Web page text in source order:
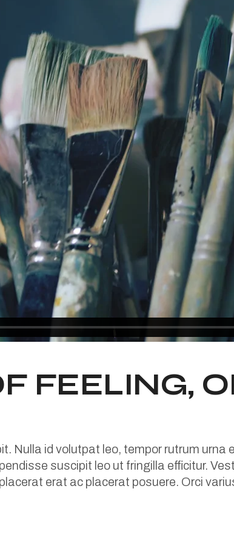
FEELING,
Nulla id volutpat leo, tempor rutrum
suscipit leo ut fringilla efficitur.
erat ac placerat posuere. Orci